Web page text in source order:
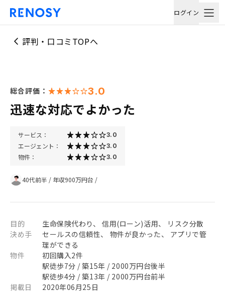
ログイン
評判・口コミTOPへ
総合評価： 3.0
迅速な対応でよかった
サービス： 3.0
エージェント： 3.0
物件： 3.0
40代前半 / 年収900万円台 /
目的
生命保険代わり、 信用(ローン)活用、 リスク分散
決め手
セールスの信頼性、 物件が良かった、 アプリで管
理ができる
物件
初回購入2件
駅徒歩7分 / 築15年 / 2000万円台後半
駅徒歩4分 / 築13年 / 2000万円台前半
掲載日
2020年06月25日